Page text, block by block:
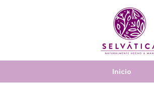
Inicio